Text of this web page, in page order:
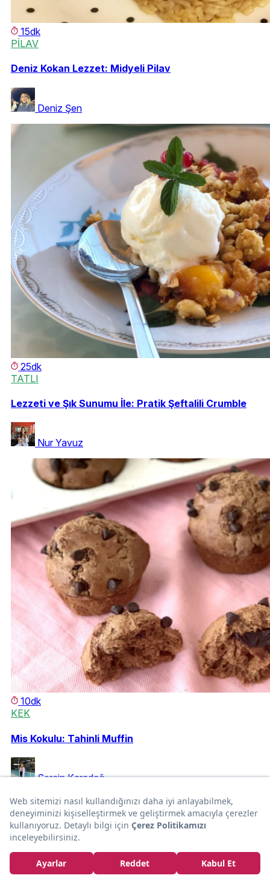
15dk
PİLAV
Deniz Kokan Lezzet: Midyeli Pilav
Deniz Şen
25dk
TATLI
Lezzeti ve Şık Sunumu İle: Pratik Şeftalili Crumble
Nur Yavuz
10dk
KEK
Mis Kokulu: Tahinli Muffin
Serçin Karadağ